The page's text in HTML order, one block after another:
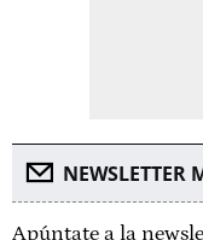
NEWSLETTER
Apúntate a la